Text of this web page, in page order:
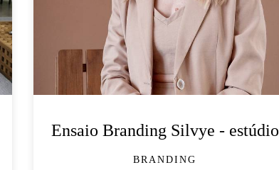
Ensaio Branding Silvye - estúdio
BRANDING